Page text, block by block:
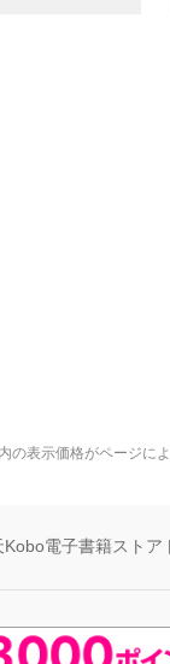
表示価格がページに
Kobo電子書籍ストア